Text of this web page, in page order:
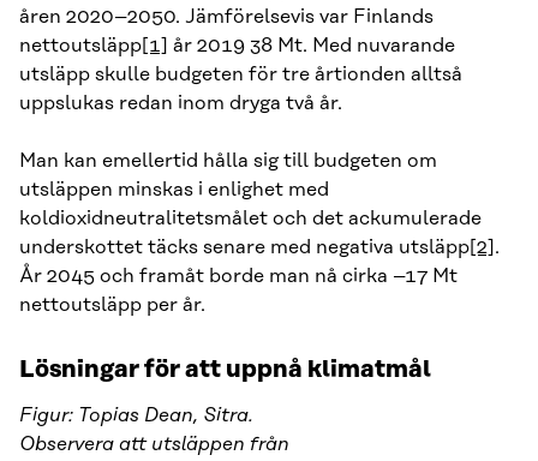
åren 2020–2050. Jämförelsevis var Finlands
nettoutsläpp[1] år 2019 38 Mt. Med nuvarande
utsläpp skulle budgeten för tre årtionden alltså
uppslukas redan inom dryga två år.
Man kan emellertid hålla sig till budgeten om
utsläppen minskas i enlighet med
koldioxidneutralitetsmålet och det ackumulerade
underskottet täcks senare med negativa utsläpp[2] .
År 2045 och framåt borde man nå cirka –17 Mt
nettoutsläpp per år.
Lösningar för att uppnå klimatmål
Figur: Topias Dean, Sitra.
Observera att utsläppen från